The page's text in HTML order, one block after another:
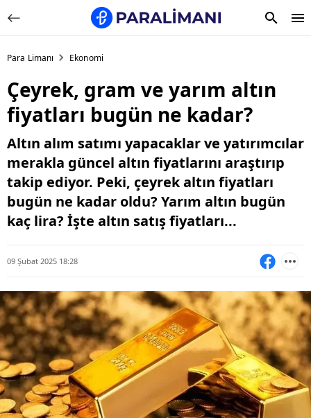
Para Limanı Ekonomi
Çeyrek, gram ve yarım altın
fiyatları bugün ne kadar?
Altın alım satımı yapacaklar ve yatırımcılar
merakla güncel altın fiyatlarını araştırıp
takip ediyor. Peki, çeyrek altın fiyatları
bugün ne kadar oldu? Yarım altın bugün
kaç lira? İşte altın satış fiyatları...
09 Şubat 2025 18:28